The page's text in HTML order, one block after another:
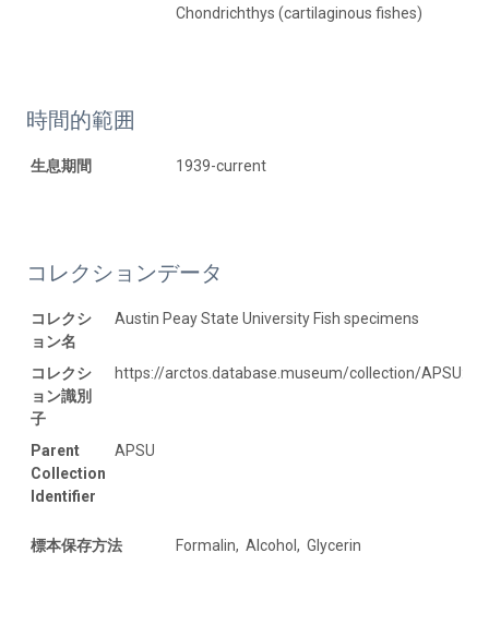
Chondrichthys (cartilaginous fishes)
時間的範囲
生息期間 1939-current
コレクションデータ
コレクシ
ョン名
Austin Peay State University Fish specimens
コレクシ
ョン識別
子
https://arctos.database.museum/collection/
Parent
Collection
Identifier
APSU
標本保存方法 Formalin, Alcohol, Glycerin